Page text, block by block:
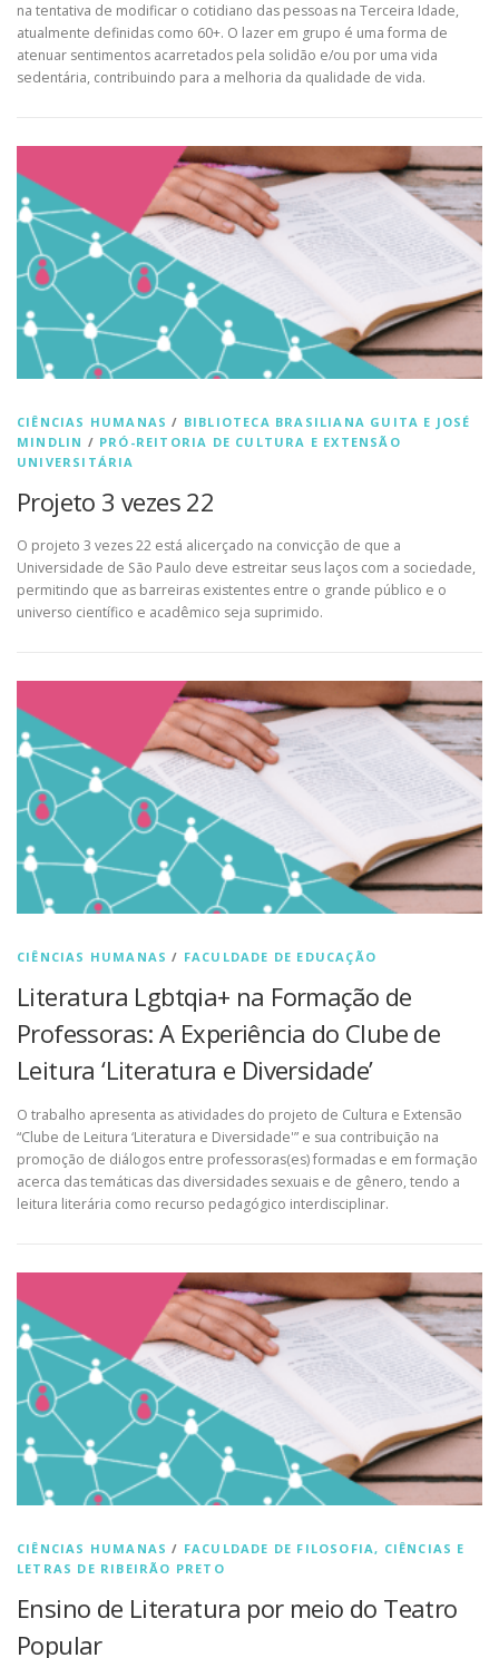
na tentativa de modificar o cotidiano das pessoas na Terceira Idade,
atualmente definidas como 60+. O lazer em grupo é uma forma de
atenuar sentimentos acarretados pela solidão e/ou por uma vida
sedentária, contribuindo para a melhoria da qualidade de vida.
CIÊNCIAS HUMANAS / BIBLIOTECA BRASILIANA GUITA E JOSÉ
MINDLIN / PRÓ-REITORIA DE CULTURA E EXTENSÃO
UNIVERSITÁRIA
Projeto 3 vezes 22
O projeto 3 vezes 22 está alicerçado na convicção de que a
Universidade de São Paulo deve estreitar seus laços com a sociedade,
permitindo que as barreiras existentes entre o grande público e o
universo científico e acadêmico seja suprimido.
CIÊNCIAS HUMANAS / FACULDADE DE EDUCAÇÃO
Literatura Lgbtqia+ na Formação de
Professoras: A Experiência do Clube de
Leitura ‘Literatura e Diversidade’
O trabalho apresenta as atividades do projeto de Cultura e Extensão
“Clube de Leitura ‘Literatura e Diversidade'” e sua contribuição na
promoção de diálogos entre professoras(es) formadas e em formação
acerca das temáticas das diversidades sexuais e de gênero, tendo a
leitura literária como recurso pedagógico interdisciplinar.
CIÊNCIAS HUMANAS / FACULDADE DE FILOSOFIA, CIÊNCIAS E
LETRAS DE RIBEIRÃO PRETO
Ensino de Literatura por meio do Teatro
Popular